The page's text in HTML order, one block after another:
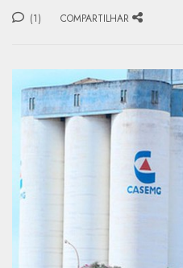
(1) COMPARTILHAR